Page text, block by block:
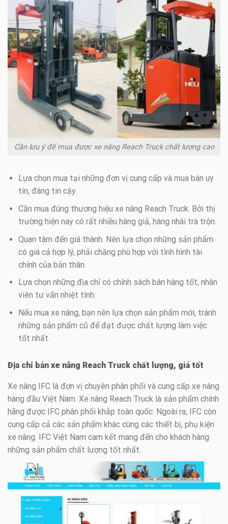
Cần lưu ý để mua được xe nâng Reach Truck chất lượng cao
Lựa chọn mua tại những đơn vị cung cấp và mua bán uy
tín, đáng tin cậy.
Cần mua đúng thương hiệu xe nâng Reach Truck. Bởi thị
trường hiện nay có rất nhiều hàng giả, hàng nhái trà trộn.
Quan tâm đến giá thành. Nên lựa chọn những sản phẩm
có giá cả hợp lý, phải chăng phù hợp với tình hình tài
chính của bản thân.
Lựa chọn những địa chỉ có chính sách bán hàng tốt, nhân
viên tư vấn nhiệt tình.
Nếu mua xe nâng, bạn nên lựa chọn sản phẩm mới, tránh
những sản phẩm cũ để đạt được chất lượng làm việc
tốt nhất.
Địa chỉ bán xe nâng Reach Truck chất lượng, giá tốt
Xe nâng IFC là đơn vị chuyên phân phối và cung cấp xe nâng
hàng đầu Việt Nam. Xe nâng Reach Truck là sản phẩm chính
hãng được IFC phân phối khắp toàn quốc. Ngoài ra, IFC còn
cung cấp cả các sản phẩm khác cùng các thiết bị, phụ kiện
xe nâng. IFC Việt Nam cam kết mang đến cho khách hàng
những sản phẩm chất lượng tốt nhất.